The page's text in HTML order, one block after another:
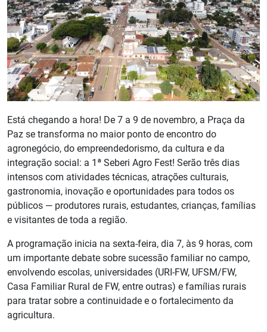
Está chegando a hora! De 7 a 9 de novembro, a Praça da
Paz se transforma no maior ponto de encontro do
agronegócio, do empreendedorismo, da cultura e da
integração social: a 1ª Seberi Agro Fest! Serão três dias
intensos com atividades técnicas, atrações culturais,
gastronomia, inovação e oportunidades para todos os
públicos — produtores rurais, estudantes, crianças, famílias
e visitantes de toda a região.
A programação inicia na sexta-feira, dia 7, às 9 horas, com
um importante debate sobre sucessão familiar no campo,
envolvendo escolas, universidades (URI-FW, UFSM/FW,
Casa Familiar Rural de FW, entre outras) e famílias rurais
para tratar sobre a continuidade e o fortalecimento da
agricultura.